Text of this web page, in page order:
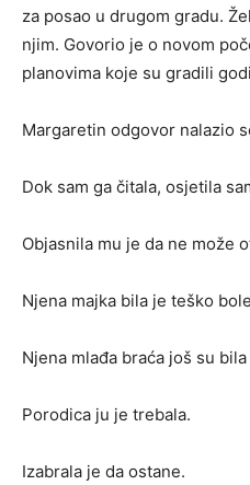
za posao u drugom gradu.
njim. Govorio je o novom
planovima koje su gradili
Margaretin odgovor nalazio
Dok sam ga čitala, osjetila
Objasnila mu je da ne može
Njena majka bila je teško
Njena mlađa braća još su
Porodica ju je trebala.
Izabrala je da ostane.